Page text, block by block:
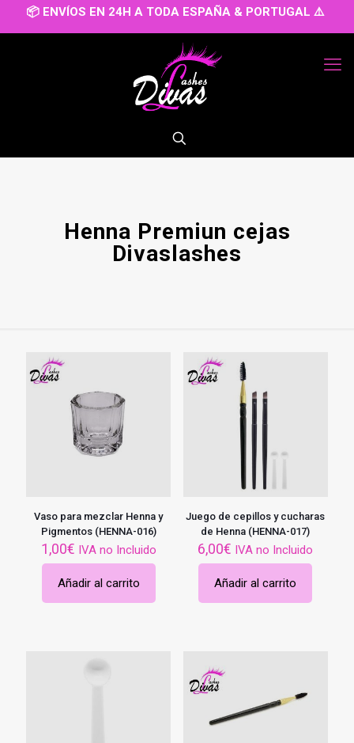
📦 ENVÍOS EN 24H A TODA ESPAÑA & PORTUGAL ⚠️
Henna Premiun cejas
Divaslashes
Vaso para mezclar Henna y
Pigmentos (HENNA-016)
1,00€ IVA no Incluido
Añadir al carrito
Juego de cepillos y cucharas
de Henna (HENNA-017)
6,00€ IVA no Incluido
Añadir al carrito